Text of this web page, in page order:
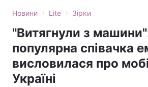
Новини › Lite › Зірки
"Витягнули з
популярна співачка
висловилася про
Україні